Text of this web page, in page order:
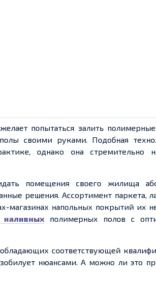
попытаться залить
своими руками. Подобная
однако она стремительно
помещения своего жилища
решения. Ассортимент паркета,
магазинах напольных покрытий их
наливных полимерных полов с
соответствующей
нюансами. А можно ли это